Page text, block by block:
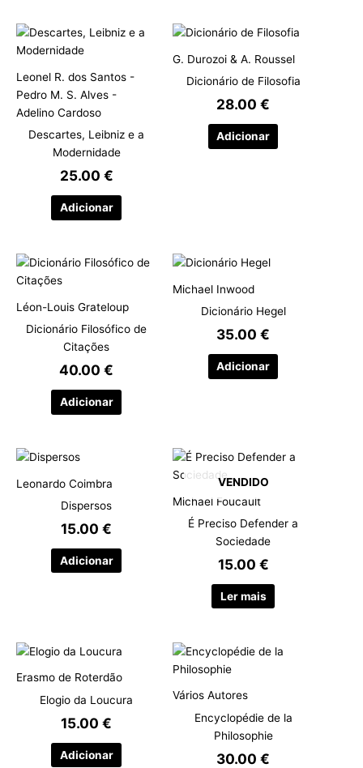
Leonel R. dos Santos -
Pedro M. S. Alves -
Adelino Cardoso
Descartes, Leibniz e a
Modernidade
25.00 €
Adicionar
G. Durozoi & A. Roussel
Dicionário de Filosofia
28.00€
Adicionar
Léon-Louis Grateloup
Dicionário Filosófico de
Citações
40.00€
Adicionar
Michael Inwood
Dicionário Hegel
35.00€
Adicionar
Leonardo Coimbra
Dispersos
15.00€
Adicionar
VENDIDO
Michael Foucault
É Preciso Defender a
Sociedade
15.00 €
Ler mais
Erasmo de Roterdão
Elogio da Loucura
15.00€
Adicionar
Vários Autores
Encyclopédie de la
Philosophie
30.00€